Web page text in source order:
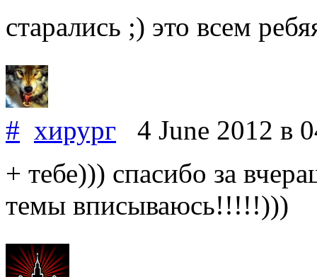
старались ;) это всем
# хирург 4 June 2012 в
+ тебе))) спасибо за
темы вписываюсь!!!!!)))